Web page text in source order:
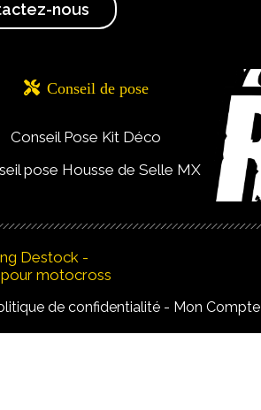
nous
 Conseil de pose
Conseil Pose Kit Déco
pose Housse de Selle MX
Destock -
motocross
de confidentialité Mon Compte